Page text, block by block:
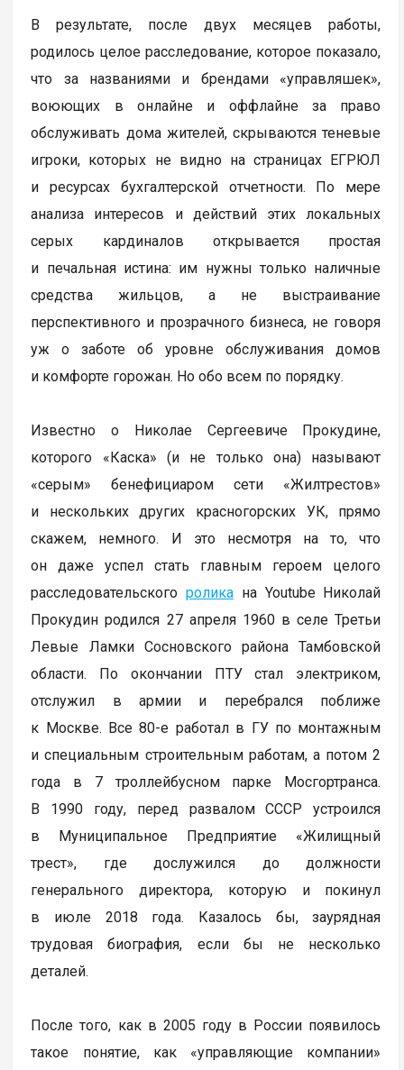
В результате, после двух месяцев работы,
родилось целое расследование, которое показало,
что за названиями и брендами «управляшек»,
воюющих в онлайне и оффлайне за право
обслуживать дома жителей, скрываются теневые
игроки, которых не видно на страницах ЕГРЮЛ
и ресурсах бухгалтерской отчетности. По мере
анализа интересов и действий этих локальных
серых кардиналов открывается простая
и печальная истина: им нужны только наличные
средства жильцов, а не выстраивание
перспективного и прозрачного бизнеса, не говоря
уж о заботе об уровне обслуживания домов
и комфорте горожан. Но обо всем по порядку.
Известно о Николае Сергеевиче Прокудине,
которого «Каска» (и не только она) называют
«серым» бенефициаром сети «Жилтрестов»
и нескольких других красногорских УК, прямо
скажем, немного. И это несмотря на то, что
он даже успел стать главным героем целого
расследовательскогоролика на Youtube Николай
Прокудин родился 27 апреля 1960 в селе Третьи
Левые Ламки Сосновского района Тамбовской
области. По окончании ПТУ стал электриком,
отслужил в армии и перебрался поближе
к Москве. Все 80-е работал в ГУ по монтажным
и специальным строительным работам, а потом 2
года в 7 троллейбусном парке Мосгортранса.
В 1990 году, перед развалом СССР устроился
в Муниципальное Предприятие «Жилищный
трест», где дослужился до должности
генерального директора, которую и покинул
в июле 2018 года. Казалось бы, заурядная
трудовая биография, если бы не несколько
деталей.
После того, как в 2005 году в России появилось
такое понятие, как «управляющие компании»